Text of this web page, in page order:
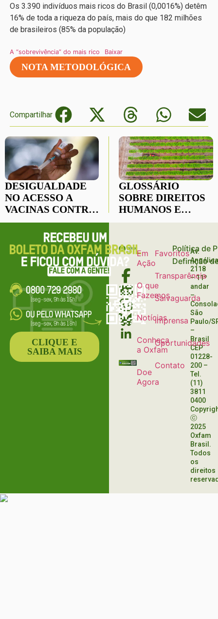
Os 3.390 indivíduos mais ricos do Brasil (0,0016%) detêm
16% de toda a riqueza do país, mais do que 182 milhões
de brasileiros (85% da população)
A “sobrevivência” do mais rico Baixar
NOTA METODOLÓGICA
Compartilhar
DESIGUALDADE
NO ACESSO A
VACINAS CONTRA
A COVID-19
GLOSSÁRIO
SOBRE DIREITOS
HUMANOS E
EMPRESAS
Em
Ação
O que
Fazemos
Notícias
Conheça
a Oxfam
Doe
Agora
Favoritos
Transparência
Salvaguarda
Imprensa
Oportunidades
Contato
Política de
Definição
Av.
2118
– 11º
andar
–
São
Paulo/
–
Brasil
CEP
01228-
200 –
Tel.
(11)
3811
0400
ⓒ
2025
Oxfam
Brasil.
Todos
os
direitos
CLIQUE E
SAIBA MAIS